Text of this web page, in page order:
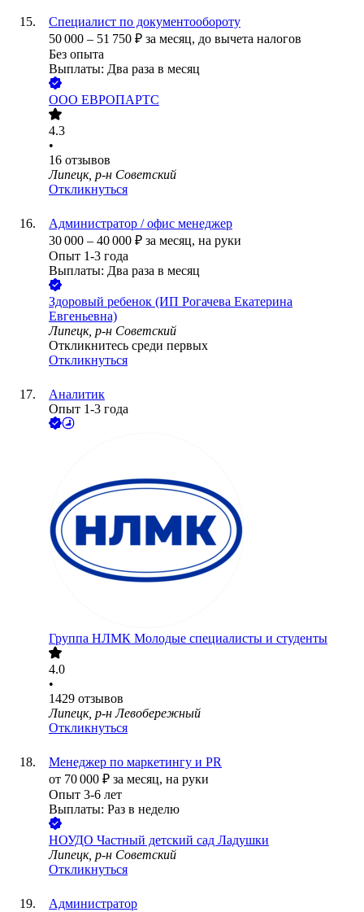
Специалист по документообороту
50 000 – 51 750 ₽ за месяц, до вычета налогов
Без опыта
Выплаты: Два раза в месяц
ООО ЕВРОПАРТС
4.3
•
16 отзывов
Липецк, р-н Советский
Откликнуться
Администратор / офис менеджер
30 000 – 40 000 ₽ за месяц, на руки
Опыт 1-3 года
Выплаты: Два раза в месяц
Здоровый ребенок (ИП Рогачева Екатерина
Евгеньевна)
Липецк, р-н Советский
Откликнитесь среди первых
Откликнуться
Аналитик
Опыт 1-3 года
Группа НЛМК Молодые специалисты и студенты
4.0
•
1429 отзывов
Липецк, р-н Левобережный
Откликнуться
Менеджер по маркетингу и PR
от 70 000 ₽ за месяц, на руки
Опыт 3-6 лет
Выплаты: Раз в неделю
НОУДО Частный детский сад Ладушки
Липецк, р-н Советский
Откликнуться
Администратор